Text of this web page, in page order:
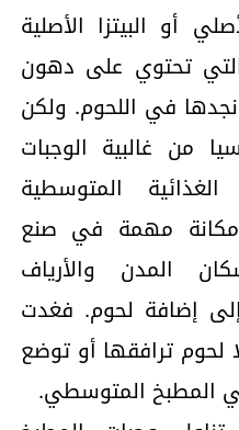
أو البيتزا الأصلية
تحتوي على دهون
في اللحوم. ولكن
من غالبية الوجبات
المتوسطية
مكانة مهمة في صنع
المدن والأرياف
إضافة لحوم. فغدت
ترافقها أو توضع
المطبخ المتوسطي.